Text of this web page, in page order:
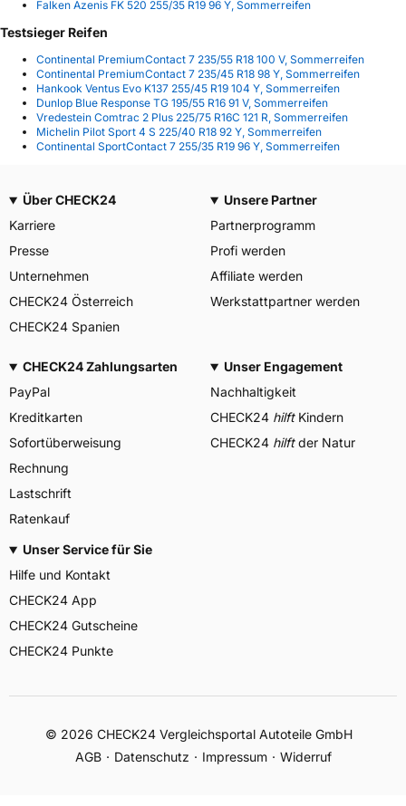
Falken Azenis FK 520 255/35 R19 96 Y, Sommerreifen
Testsieger Reifen
Continental PremiumContact 7 235/55 R18 100 V, Sommerreifen
Continental PremiumContact 7 235/45 R18 98 Y, Sommerreifen
Hankook Ventus Evo K137 255/45 R19 104 Y, Sommerreifen
Dunlop Blue Response TG 195/55 R16 91 V, Sommerreifen
Vredestein Comtrac 2 Plus 225/75 R16C 121 R, Sommerreifen
Michelin Pilot Sport 4 S 225/40 R18 92 Y, Sommerreifen
Continental SportContact 7 255/35 R19 96 Y, Sommerreifen
Über CHECK24
Karriere
Presse
Unternehmen
CHECK24 Österreich
CHECK24 Spanien
Unsere Partner
Partnerprogramm
Profi werden
Affiliate werden
Werkstattpartner werden
CHECK24 Zahlungsarten
PayPal
Kreditkarten
Sofortüberweisung
Rechnung
Lastschrift
Ratenkauf
Unser Engagement
Nachhaltigkeit
CHECK24 hilftKindern
CHECK24 hilftder Natur
Unser Service für Sie
Hilfe und Kontakt
CHECK24 App
CHECK24 Gutscheine
CHECK24 Punkte
© 2026 CHECK24 Vergleichsportal Autoteile GmbH
AGB
Datenschutz Impressum Widerruf